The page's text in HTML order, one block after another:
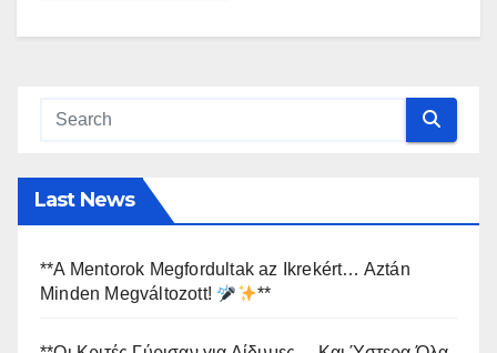
Last News
**A Mentorok Megfordultak az Ikrekért… Aztán
Minden Megváltozott!
**